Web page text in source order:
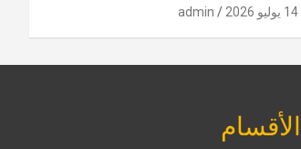
14 يوليو 2026 admin
الأقسام